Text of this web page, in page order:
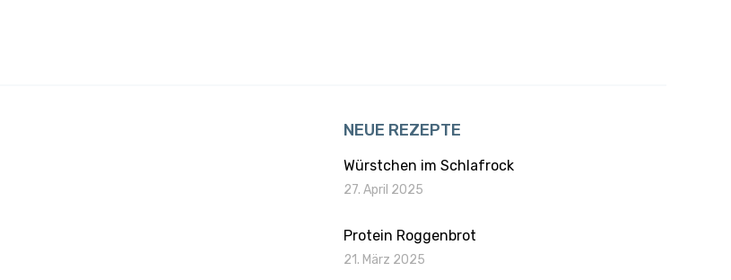
NEUE REZEPTE
Würstchen im Schlafrock
27. April 2025
Protein Roggenbrot
21. März 2025